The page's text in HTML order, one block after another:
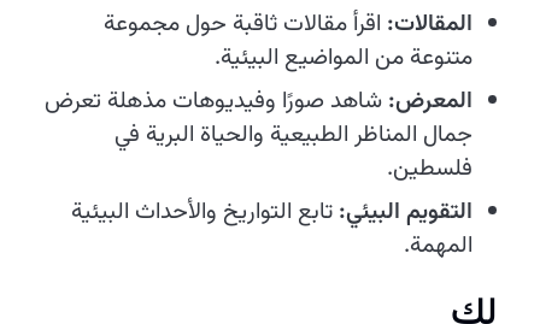
المقالات: اقرأ مقالات ثاقبة حول مجموعة
متنوعة من المواضيع البيئية.
المعرض: شاهد صورًا وفيديوهات مذهلة تعرض
جمال المناظر الطبيعية والحياة البرية في
فلسطين.
التقويم البيئي: تابع التواريخ والأحداث البيئية
المهمة.